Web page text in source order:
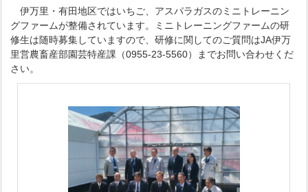
伊万里・有田地区ではいちご、アスパラガスのミニトレーニン
グファームが整備されています。ミニトレーニングファームの研
修生は随時募集していますので、研修に関してのご質問はJA伊万
里営農畜産部園芸特産課（0955-23-5560）までお問い合わせくだ
さい。